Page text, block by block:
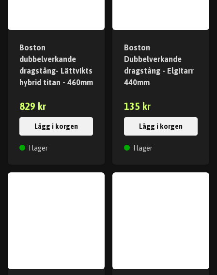
Boston
dubbelverkande
dragstång- Lättvikts
hybrid titan - 460mm
829 kr
Lägg i korgen
I lager
Boston
Dubbelverkande
dragstång - Elgitarr
440mm
135 kr
Lägg i korgen
I lager